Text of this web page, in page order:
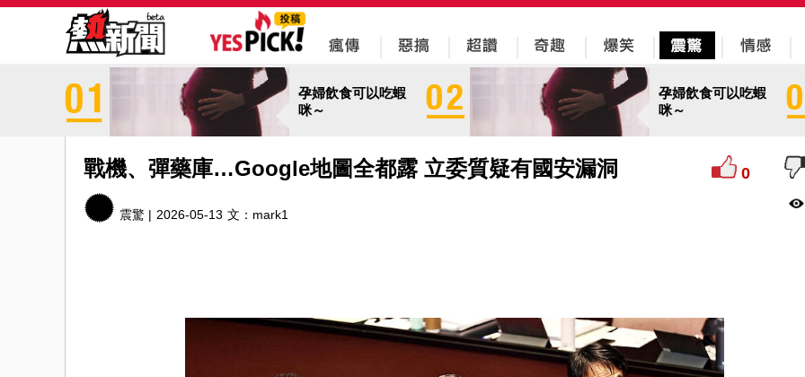
孕婦飲食可以吃蝦
咪～
孕婦飲食可以吃蝦
咪～
戰機、彈藥庫…Google地圖全都露 立委質疑有國安漏洞 0
震驚 | 2026-05-13 文： mark1